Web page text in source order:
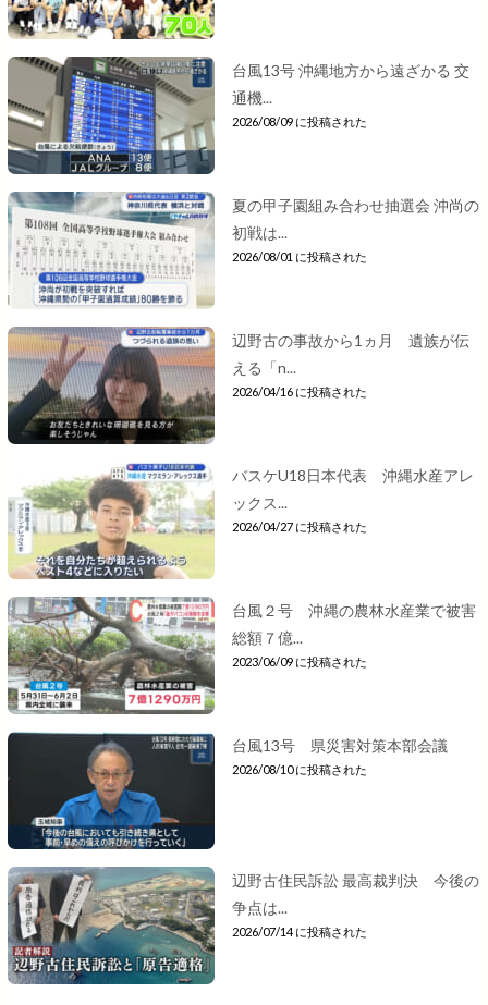
台風13号 沖縄地方から遠ざかる 交
通機...
2026/08/09 に投稿された
夏の甲子園組み合わせ抽選会 沖尚の
初戦は...
2026/08/01 に投稿された
辺野古の事故から1ヵ月 遺族が伝
える「n...
2026/04/16 に投稿された
バスケU18日本代表 沖縄水産アレ
ックス...
2026/04/27 に投稿された
台風２号 沖縄の農林水産業で被害
総額７億...
2023/06/09 に投稿された
台風13号 県災害対策本部会議
2026/08/10 に投稿された
辺野古住民訴訟 最高裁判決 今後の
争点は...
2026/07/14 に投稿された